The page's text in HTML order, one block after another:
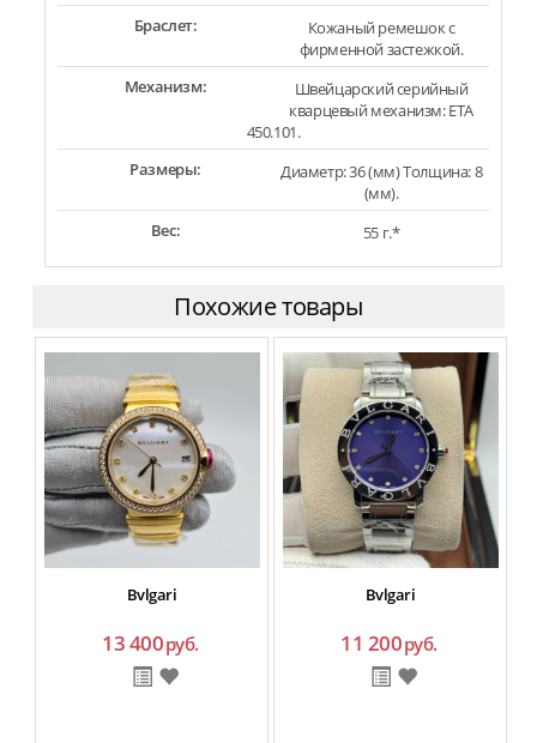
Браслет:
Кожаный ремешок с
фирменной застежкой.
Механизм:
Швейцарский серийный
кварцевый механизм: ETA
450.101.
Размеры:
Диаметр: 36 (мм) Толщина: 8
(мм).
Вес:
55 г.*
Похожие товары
Bvlgari
13 400руб.
Bvlgari
11 200руб.